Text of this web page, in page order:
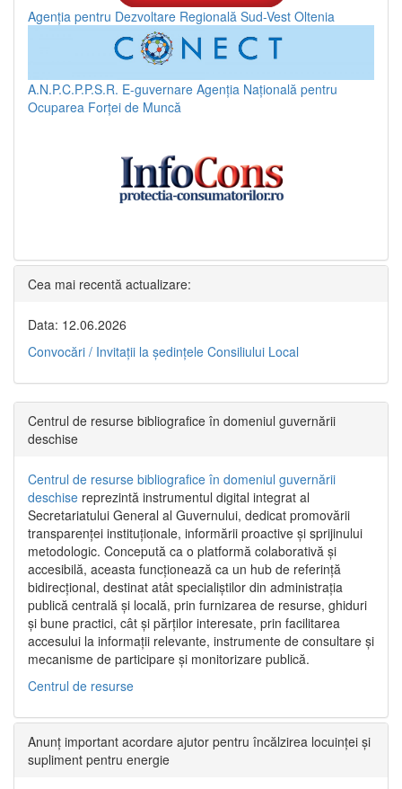
Agenția pentru Dezvoltare Regională Sud-Vest Oltenia
A.N.P.C.P.P.S.R. E-guvernare Agenția Națională pentru
Ocuparea Forței de Muncă
Cea mai recentă actualizare:
Data: 12.06.2026
Convocări / Invitaţii la şedinţele Consiliului Local
Centrul de resurse bibliografice în domeniul guvernării
deschise
Centrul de resurse bibliografice în domeniul guvernării
deschise reprezintă instrumentul digital integrat al
Secretariatului General al Guvernului, dedicat promovării
transparenței instituționale, informării proactive și sprijinului
metodologic. Concepută ca o platformă colaborativă și
accesibilă, aceasta funcționează ca un hub de referință
bidirecțional, destinat atât specialiștilor din administrația
publică centrală și locală, prin furnizarea de resurse, ghiduri
și bune practici, cât și părților interesate, prin facilitarea
accesului la informații relevante, instrumente de consultare și
mecanisme de participare și monitorizare publică.
Centrul de resurse
Anunț important acordare ajutor pentru încălzirea locuinței și
supliment pentru energie